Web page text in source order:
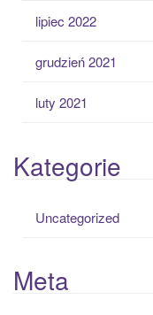
lipiec 2022
grudzień 2021
luty 2021
Kategorie
Uncategorized
Meta